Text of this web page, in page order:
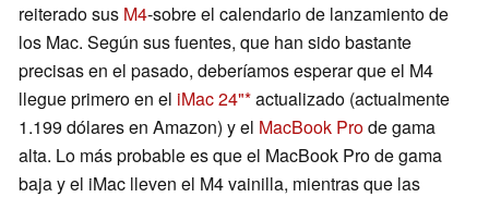
reiterado sus M4-sobre el calendario de lanzamiento de
los Mac. Según sus fuentes, que han sido bastante
precisas en el pasado, deberíamos esperar que el M4
llegue primero en el iMac 24" actualizado (actualmente
1.199 dólares en Amazon) y el MacBook Prode gama
alta. Lo más probable es que el MacBook Pro de gama
baja y el iMac lleven el M4 vainilla, mientras que las